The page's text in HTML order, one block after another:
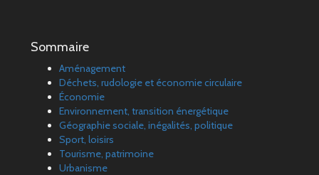
Sommaire
Aménagement
Déchets, rudologie et économie circulaire
Économie
Environnement, transition énergétique
Géographie sociale, inégalités, politique
Sport, loisirs
Tourisme, patrimoine
Urbanisme